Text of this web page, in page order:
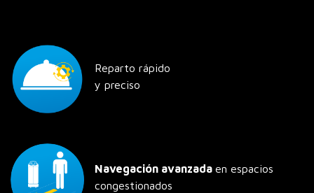
Reparto rápido
y preciso
Navegación avanzada en espacios
congestionados